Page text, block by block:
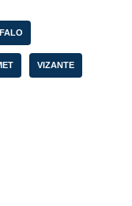
VIZANTE